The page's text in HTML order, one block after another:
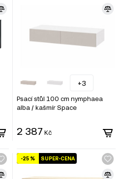
+3
Psací stůl 100 cm nymphaea
alba / kašmír Space
2 387 Kč
SUPER-CENA
-25 %